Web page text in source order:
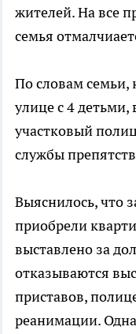
жителей. На все
семья
По словам семьи,
улице с 4 детьми,
участковый
службы
Выяснилось, что
приобрели
выставлено за
отказываются
приставов,
реанимации.